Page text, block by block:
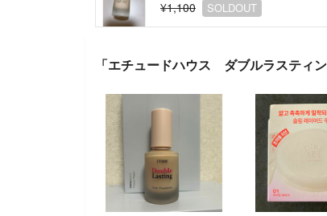
¥1,100
SOLDOUT
「エチュードハウス ダブルラスティ